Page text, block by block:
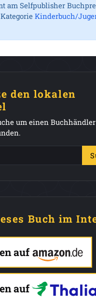
am Selfpublisher
Kinderbuch/
den lokalen
um einen
Buch im
auf
auf